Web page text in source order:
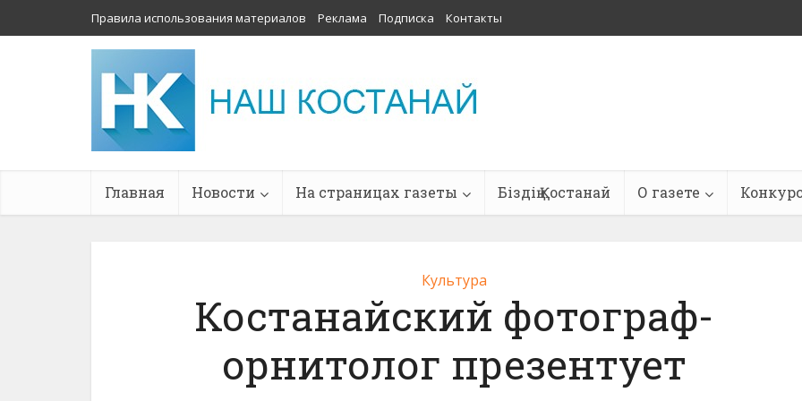
Правила использования материалов Реклама Подписка Контакты
Главная Новости На страницах газеты Біздің Қостанай О газете
Культура
Костанайский фотограф-
орнитолог презентует